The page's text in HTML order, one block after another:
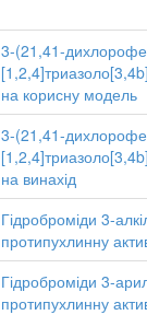
3-(21,41-
на корисну модель
3-(21,41-
на винахід
Гідроброміди 3-
протипухлинну
Гідроброміди 3-
протипухлинну